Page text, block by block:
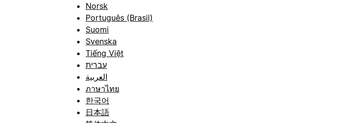
Norsk
Português (Brasil)
Suomi
Svenska
Tiếng Việt
עברית
العربية
ภาษาไทย
한국어
日本語